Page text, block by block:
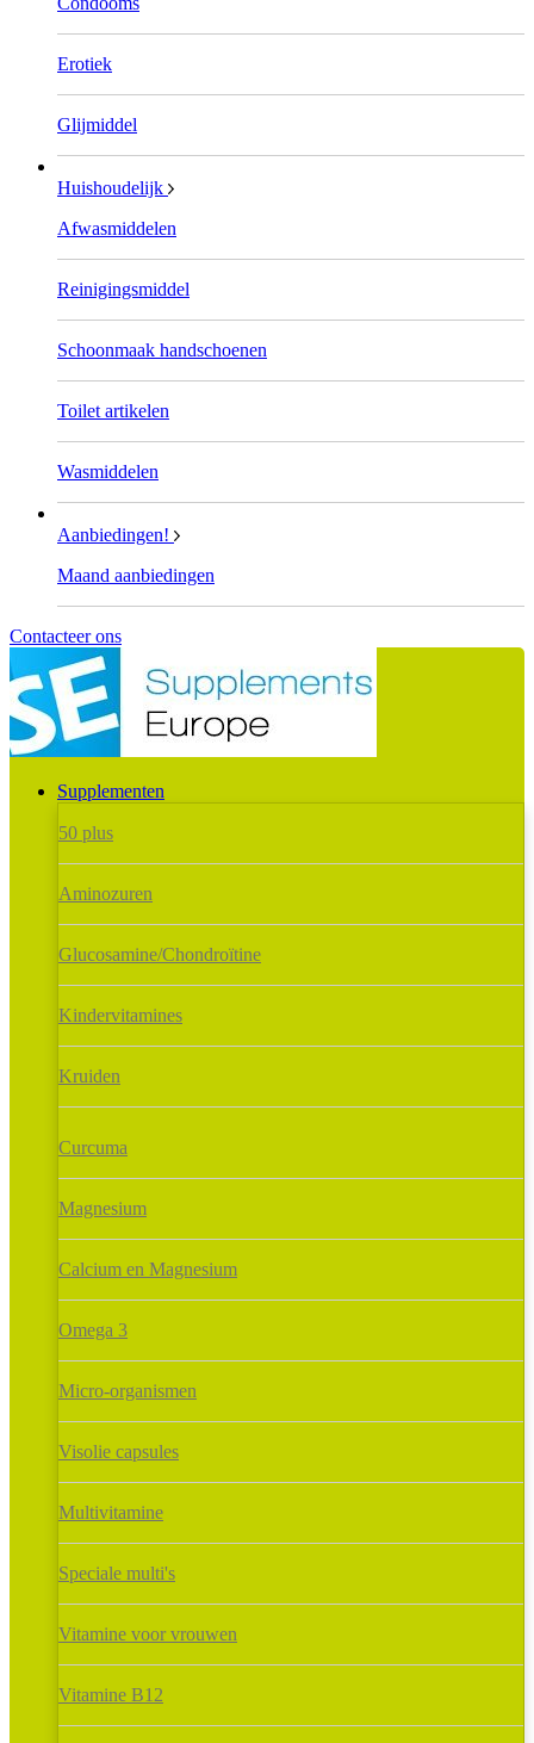
Erotiek
Glijmiddel
Huishoudelijk
Afwasmiddelen
Reinigingsmiddel
Schoonmaak handschoenen
Toilet artikelen
Wasmiddelen
Aanbiedingen!
Maand aanbiedingen
Contacteer ons
Supplementen
50 plus
Aminozuren
Glucosamine/Chondroïtine
Kindervitamines
Kruiden
Curcuma
Magnesium
Calcium en Magnesium
Omega 3
Micro-organismen
Visolie capsules
Multivitamine
Speciale multi's
Vitamine voor vrouwen
Vitamine B12